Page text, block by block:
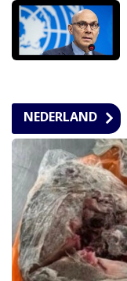
NEDERLAND